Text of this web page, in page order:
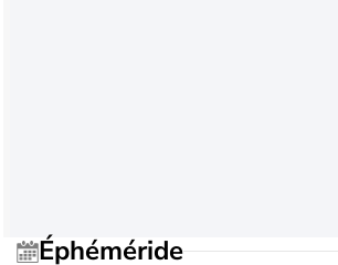
Éphéméride